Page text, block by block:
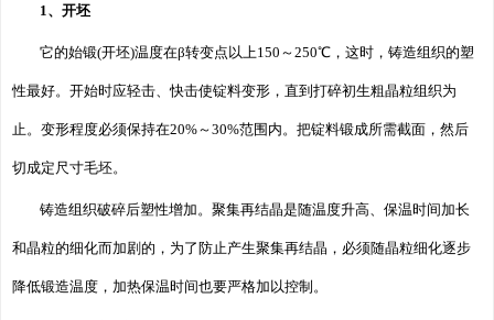
1、开坯
它的始锻(开坯)温度在β转变点以上150～250℃，这时，铸造组织的塑
性最好。开始时应轻击、快击使锭料变形，直到打碎初生粗晶粒组织为
止。变形程度必须保持在20%～30%范围内。把锭料锻成所需截面，然后
切成定尺寸毛坯。
铸造组织破碎后塑性增加。聚集再结晶是随温度升高、保温时间加长
和晶粒的细化而加剧的，为了防止产生聚集再结晶，必须随晶粒细化逐步
降低锻造温度，加热保温时间也要严格加以控制。